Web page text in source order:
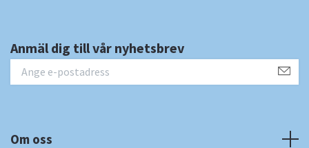
Anmäl dig till vår nyhetsbrev
Om oss